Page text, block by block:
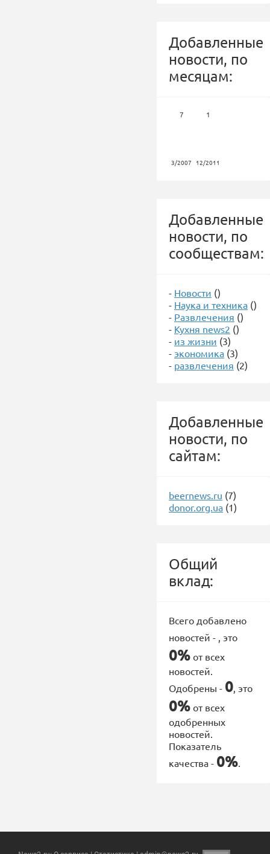
Добавленные
новости, по
месяцам:
7
3/2007
1
12/2011
Добавленные
новости, по
сообществам:
- Новости ()
- Наука и техника ()
- Развлечения ()
- Кухня news2 ()
- из жизни (3)
- экономика (3)
- развлечения (2)
Добавленные
новости, по
сайтам:
beernews.ru (7)
donor.org.ua (1)
Общий
вклад:
Всего добавлено
новостей - , это
0% от всех
новостей.
Одобрены - 0, это
0% от всех
одобренных
новостей.
Показатель
качества - 0%.